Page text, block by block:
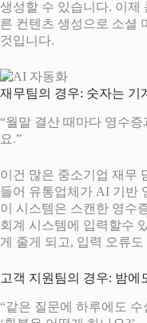
생성할 수 있습니다. 이제
른 컨텐츠 생성으로 소셜
것입니다.
재무팀의 경우: 숫자는 기
“월말 결산 때마다 영수
요.”
이건 많은 중소기업 재무
들어 유통업체가 AI 기반
이 시스템은 스캔한 영수
회계 시스템에 입력할수
게 줄게 되고, 입력 오류
고객 지원팀의 경우: 밤에
“같은 질문에 하루에도 수